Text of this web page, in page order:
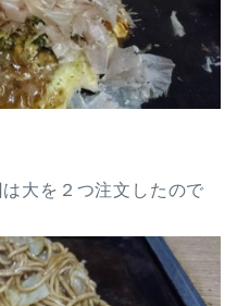
大を２つ注文したので